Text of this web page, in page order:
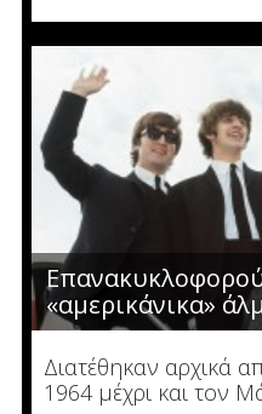
«αμερικάνικα»
Διατέθηκαν αρχικά
1964 μέχρι και τον